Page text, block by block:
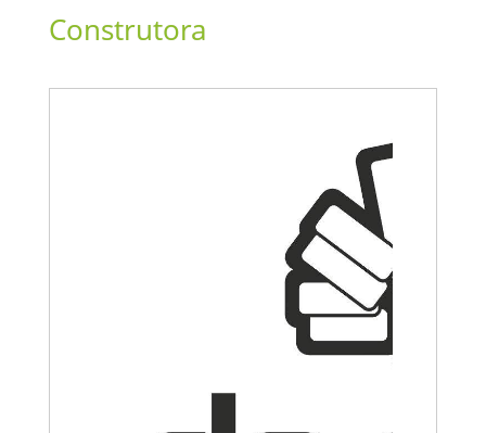
Construtora